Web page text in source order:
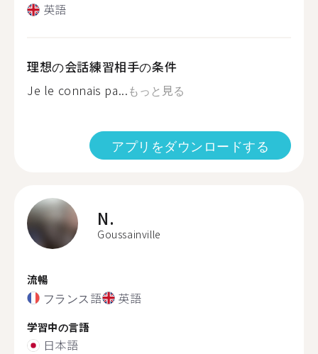
英語
理想の会話練習相手の条件
Je le connais pa...もっと見る
アプリをダウンロードする
N.
Goussainville
流暢
フランス語 英語
学習中の言語
日本語